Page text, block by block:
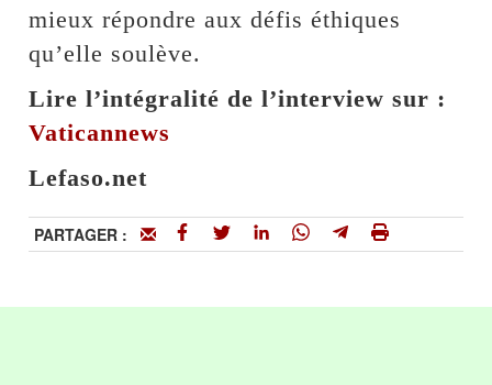
mieux répondre aux défis éthiques
qu’elle soulève.
Lire l’intégralité de l’interview sur :
Vaticannews
Lefaso.net
PARTAGER :